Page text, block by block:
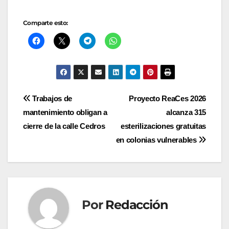
Comparte esto:
Navegación
de
Proyecto ReaCes 2026
alcanza 315
esterilizaciones gratuitas
en colonias vulnerables
Trabajos de
mantenimiento obligan a
cierre de la calle Cedros
Por Redacción